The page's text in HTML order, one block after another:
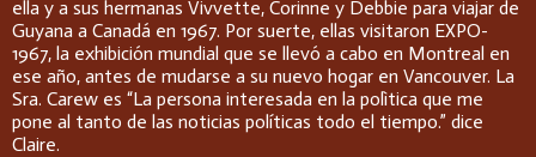
ella y a sus hermanas Vivvette, Corinne y Debbie para viajar de
Guyana a Canadá en 1967. Por suerte, ellas visitaron EXPO-
1967, la exhibición mundial que se llevó a cabo en Montreal en
ese año, antes de mudarse a su nuevo hogar en Vancouver. La
Sra. Carew es “La persona interesada en la polìtica que me
pone al tanto de las noticias políticas todo el tiempo.” dice
Claire.